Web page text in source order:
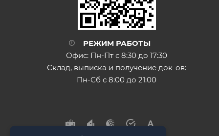
РЕЖИМ РАБОТЫ
Офис: Пн-Пт с 8:30 до 17:30
Склад, выписка и получение док-ов:
Пн-Сб с 8:00 до 21:00